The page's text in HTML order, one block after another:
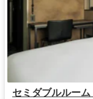
セミダブルルーム